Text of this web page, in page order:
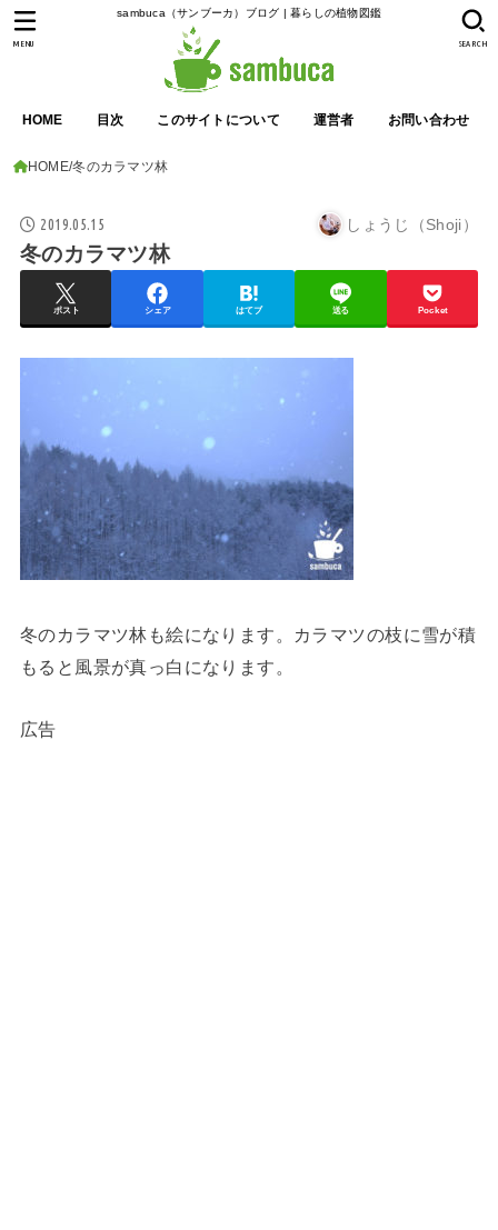
sambuca（サンブーカ）ブログ | 暮らしの植物図鑑
HOME 目次 このサイトについて 運営者 お問い合わせ
SEARCH
MENU
HOME 冬のカラマツ林
2019.05.15 しょうじ（Shoji）
冬のカラマツ林
ポスト シェア はてブ 送る Pocket
冬のカラマツ林も絵になります。カラマツの枝に雪が積
もると風景が真っ白になります。
広告